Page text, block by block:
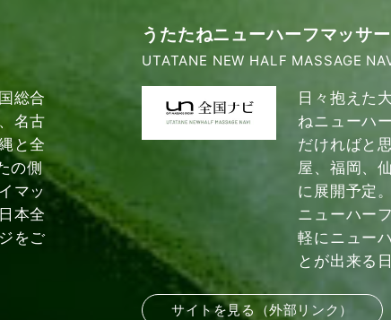
総合
名古
と全
の側
マッ
本全
をご
うたたねニューハーフマッサ
UTATANE NEW HALF MASSAGE
日々抱えた
ねニューハ
だければと
屋、福岡、
に展開予定
ニューハー
軽にニュー
とが出来る
サイトを見る（外部リンク）